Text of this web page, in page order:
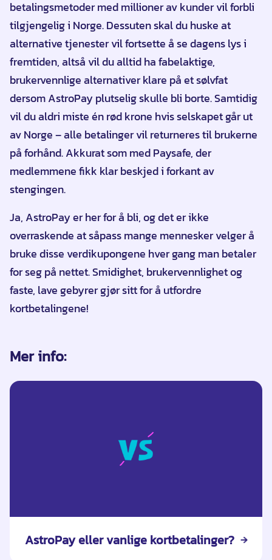
betalingsmetoder med millioner av kunder vil forbli
tilgjengelig i Norge. Dessuten skal du huske at
alternative tjenester vil fortsette å se dagens lys i
fremtiden, altså vil du alltid ha fabelaktige,
brukervennlige alternativer klare på et sølvfat
dersom AstroPay plutselig skulle bli borte. Samtidig
vil du aldri miste én rød krone hvis selskapet går ut
av Norge – alle betalinger vil returneres til brukerne
på forhånd. Akkurat som med Paysafe, der
medlemmene fikk klar beskjed i forkant av
stengingen.
Ja, AstroPay er her for å bli, og det er ikke
overraskende at såpass mange mennesker velger å
bruke disse verdikupongene hver gang man betaler
for seg på nettet. Smidighet, brukervennlighet og
faste, lave gebyrer gjør sitt for å utfordre
kortbetalingene!
Mer info:
AstroPay eller vanlige kortbetalinger?